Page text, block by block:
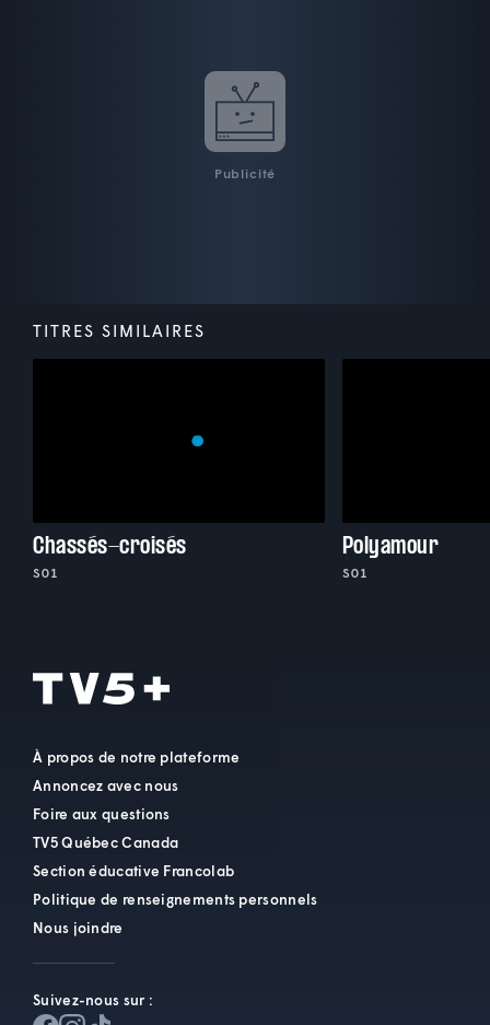
Publicité
TITRES SIMILAIRES
Chassés-croisés
S01
Polyamour
S01
À propos de notre plateforme
Annoncez avec nous
Foire aux questions
TV5 Québec Canada
Section éducative Francolab
Politique de renseignements personnels
Nous joindre
Suivez-nous sur :